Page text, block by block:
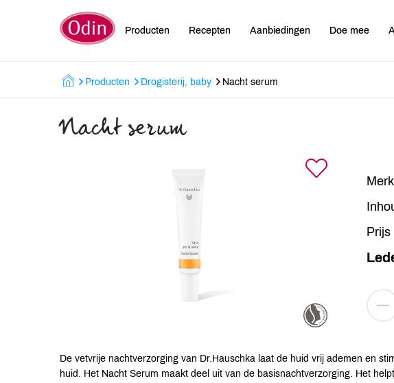
Producten Recepten Aanbiedingen Doe mee
Producten Drogisterij, baby Nacht serum
Nacht serum
Merk
Prijs
De vetvrije nachtverzorging van Dr.Hauschka laat de huid vrij ademen en
huid. Het Nacht Serum maakt deel uit van de basisnachtverzorging. Het